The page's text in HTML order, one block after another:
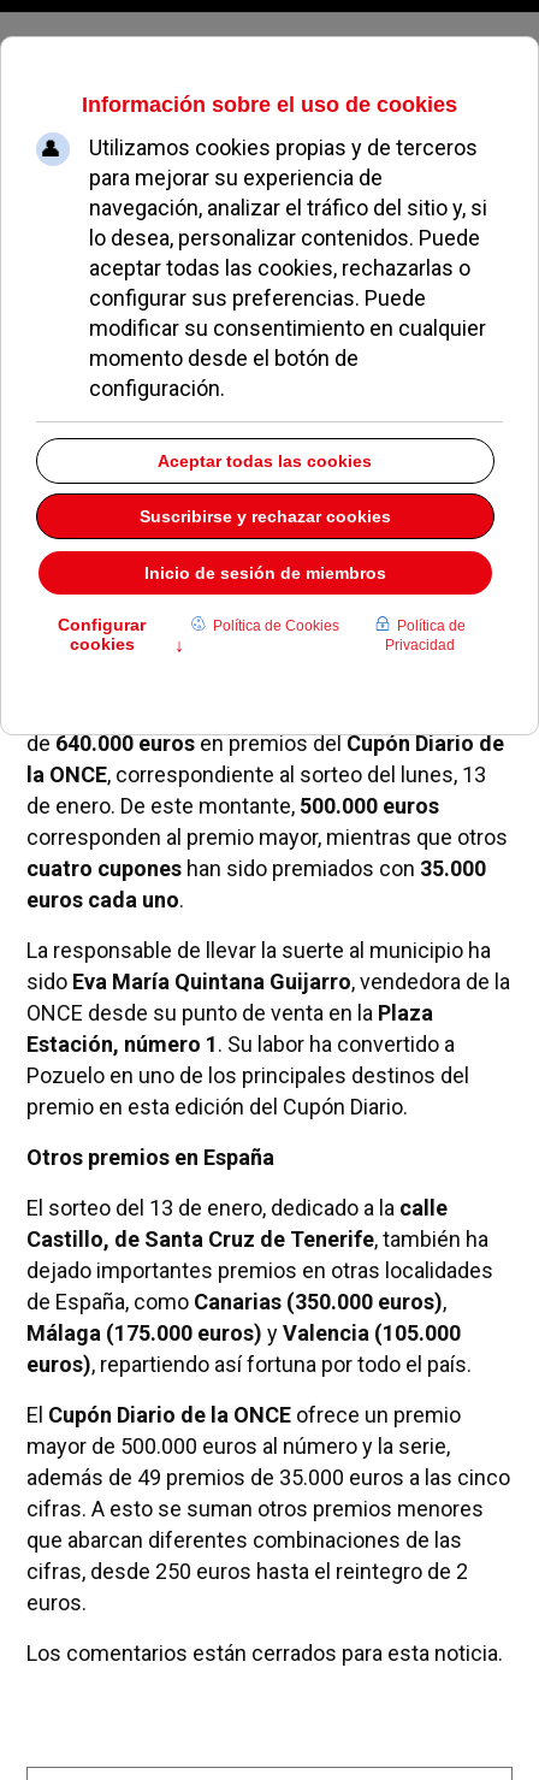
Sábado, 08 de agosto de 2026
El Cupón Diario de la ONCE
reparte 640.000 euros en Pozuelo
de Alarcón
ALEJANDRO MORENO NOTICIAS DE POZUELO 14 ENERO 2025
de640.000 eurosen premios delCupón Diario de
la ONCE, correspondiente al sorteo del lunes, 13
de enero. De este montante, 500.000 euros
corresponden al premio mayor, mientras que otros
cuatro cuponeshan sido premiados con 35.000
euros cada uno.
La responsable de llevar la suerte al municipio ha
sido Eva María Quintana Guijarro, vendedora de la
ONCE desde su punto de venta en la Plaza
Estación, número 1. Su labor ha convertido a
Pozuelo en uno de los principales destinos del
premio en esta edición del Cupón Diario.
Otros premios en España
El sorteo del 13 de enero, dedicado a la calle
Castillo, de Santa Cruz de Tenerife, también ha
dejado importantes premios en otras localidades
de España, como Canarias (350.000 euros),
Málaga (175.000 euros) yValencia (105.000
euros), repartiendo así fortuna por todo el país.
El Cupón Diario de la ONCEofrece un premio
mayor de 500.000 euros al número y la serie,
además de 49 premios de 35.000 euros a las cinco
cifras. A esto se suman otros premios menores
que abarcan diferentes combinaciones de las
cifras, desde 250 euros hasta el reintegro de 2
euros.
Los comentarios están cerrados para esta noticia.